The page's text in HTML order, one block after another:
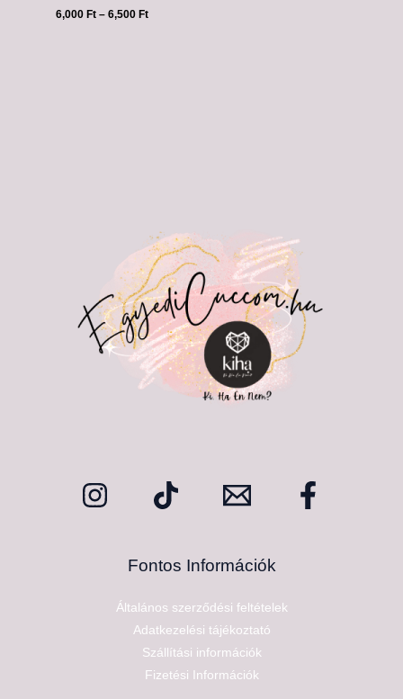
6,000Ft – 6,500Ft
Fontos Információk
Általános szerződési feltételek
Adatkezelési tájékoztató
Szállítási információk
Fizetési Információk